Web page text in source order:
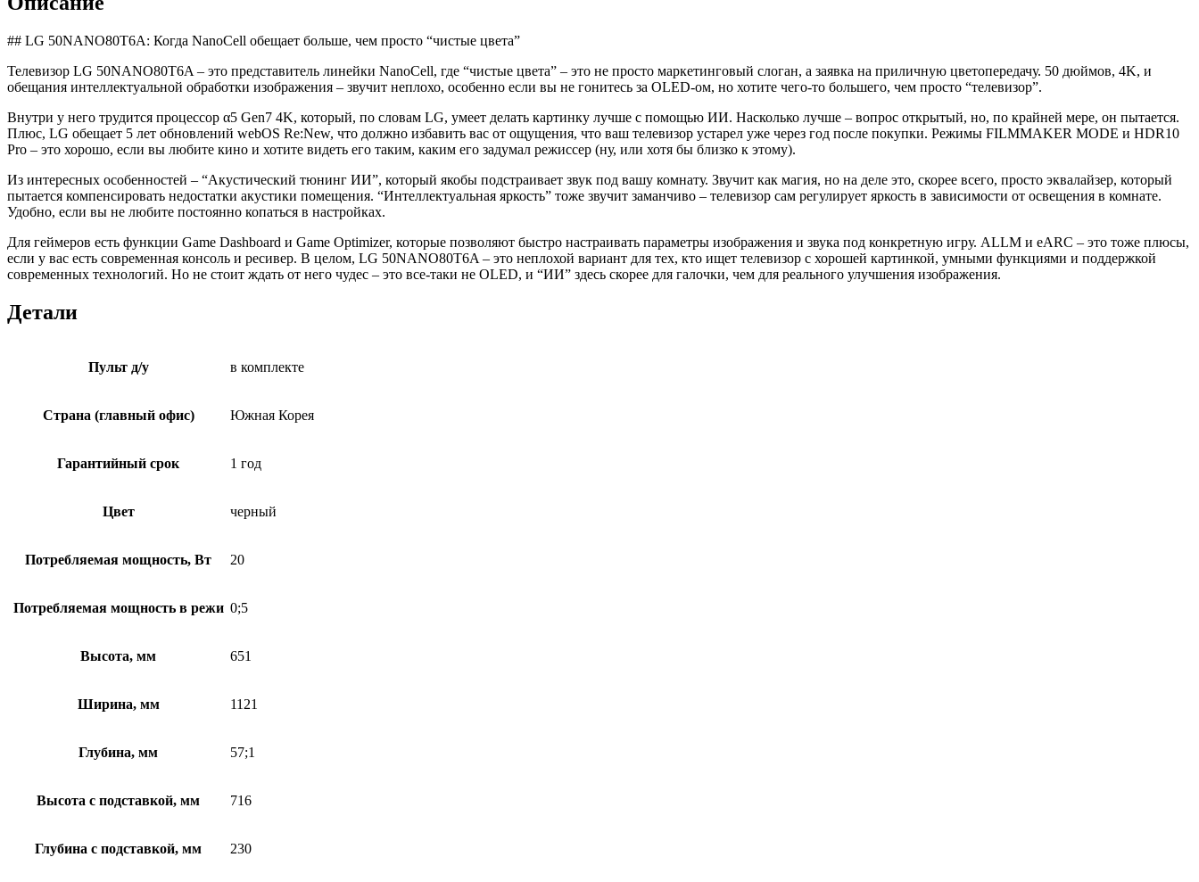
## LG 50NANO80T6A: Когда NanoCell обещает больше, чем просто “чистые цвета”
Телевизор LG 50NANO80T6A – это представитель линейки NanoCell, где “чистые цвета” – это не просто маркетинговый слоган, а заявка на приличную цветопередачу. 50 дюймов, 4K, и
обещания интеллектуальной обработки изображения – звучит неплохо, особенно если вы не гонитесь за OLED-ом, но хотите чего-то большего, чем просто “телевизор”.
Внутри у него трудится процессор α5 Gen7 4K, который, по словам LG, умеет делать картинку лучше с помощью ИИ. Насколько лучше – вопрос открытый, но, по крайней мере, он пытается.
Плюс, LG обещает 5 лет обновлений webOS Re:New, что должно избавить вас от ощущения, что ваш телевизор устарел уже через год после покупки. Режимы FILMMAKER MODE и HDR10
Pro – это хорошо, если вы любите кино и хотите видеть его таким, каким его задумал режиссер (ну, или хотя бы близко к этому).
Из интересных особенностей – “Акустический тюнинг ИИ”, который якобы подстраивает звук под вашу комнату. Звучит как магия, но на деле это, скорее всего, просто эквалайзер, который
пытается компенсировать недостатки акустики помещения. “Интеллектуальная яркость” тоже звучит заманчиво – телевизор сам регулирует яркость в зависимости от освещения в комнате.
Удобно, если вы не любите постоянно копаться в настройках.
Для геймеров есть функции Game Dashboard и Game Optimizer, которые позволяют быстро настраивать параметры изображения и звука под конкретную игру. ALLM и eARC – это тоже плюсы,
если у вас есть современная консоль и ресивер. В целом, LG 50NANO80T6A – это неплохой вариант для тех, кто ищет телевизор с хорошей картинкой, умными функциями и поддержкой
современных технологий. Но не стоит ждать от него чудес – это все-таки не OLED, и “ИИ” здесь скорее для галочки, чем для реального улучшения изображения.
Детали
Пульт д/у в комплекте
Страна (главный офис) Южная Корея
Гарантийный срок 1 год
Цвет черный
Потребляемая мощность, Вт 20
Потребляемая мощность в режи 0;5
Высота, мм 651
Ширина, мм 1121
Глубина, мм 57;1
Высота с подставкой, мм 716
Глубина с подставкой, мм 230